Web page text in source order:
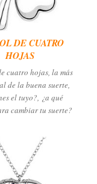
DE CUATRO
HOJAS
cuatro hojas, la más
de la buena suerte,
el tuyo?, ¿a qué
cambiar tu suerte?